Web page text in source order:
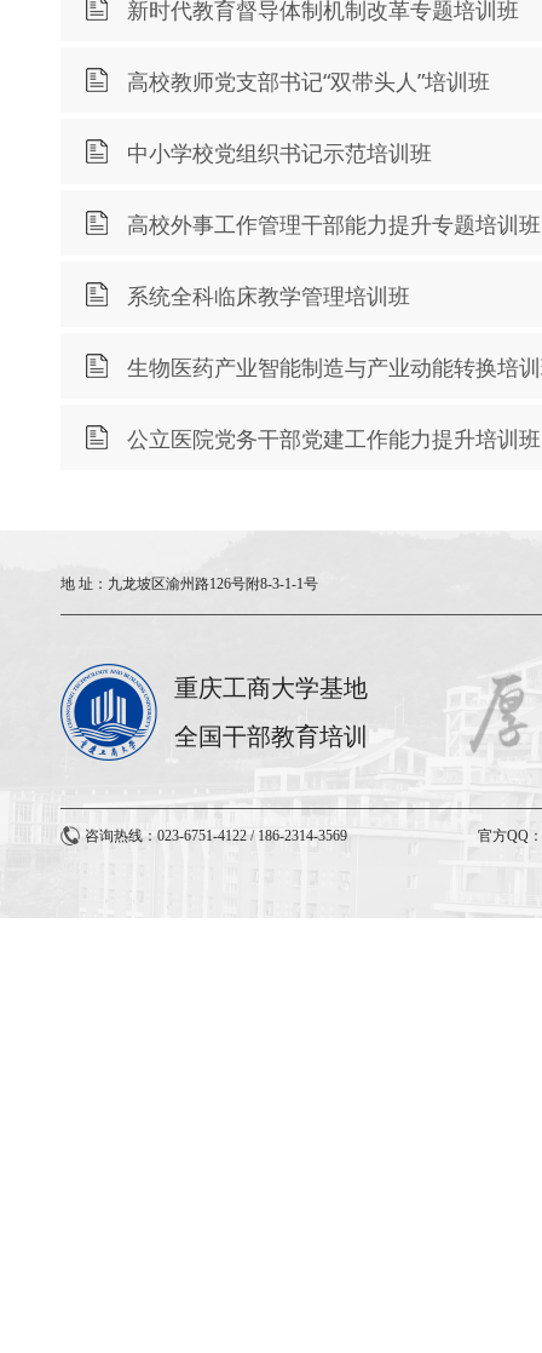
新时代教育督导体制机制改革专题培训班
高校教师党支部书记“双带头人”培训班
中小学校党组织书记示范培训班
高校外事工作管理干部能力提升专题培训班
系统全科临床教学管理培训班
生物医药产业智能制造与产业动能转换培
公立医院党务干部党建工作能力提升培训班
地 址： 九龙坡区渝州路126号附8-3-1-1号
重庆工商大学基地
全国干部教育培训
咨询热线：023-6751-4122 / 186-2314-3569 官方QQ